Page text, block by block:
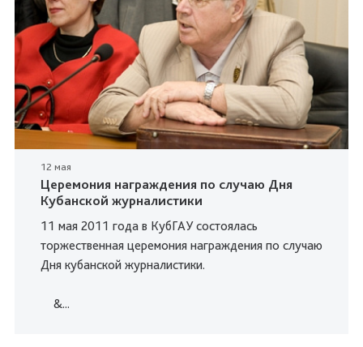
12 мая
Церемония награждения по случаю Дня
Кубанской журналистики
11 мая 2011 года в КубГАУ состоялась
торжественная церемония награждения по случаю
Дня кубанской журналистики.
&...